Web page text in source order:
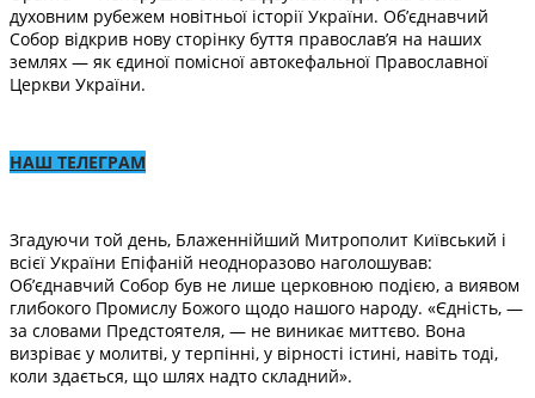
духовним рубежем новітньої історії України. Об’єднавчий
Собор відкрив нову сторінку буття православ’я на наших
землях — як єдиної помісної автокефальної Православної
Церкви України.
НАШ ТЕЛЕГРАМ
Згадуючи той день, Блаженнійший Митрополит Київський і
всієї України Епіфаній неодноразово наголошував:
Об’єднавчий Собор був не лише церковною подією, а виявом
глибокого Промислу Божого щодо нашого народу. «Єдність, —
за словами Предстоятеля, — не виникає миттєво. Вона
визріває у молитві, у терпінні, у вірності істині, навіть тоді,
коли здається, що шлях надто складний».